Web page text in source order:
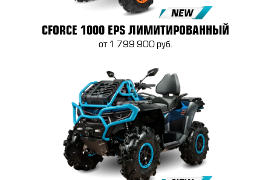
CFORCE 1000 EPS ЛИМИТИРОВАННЫЙ
от 1 799 900 руб.